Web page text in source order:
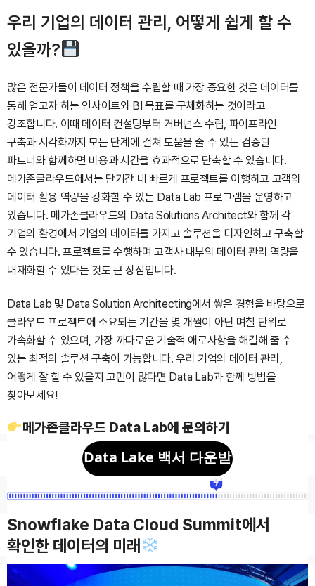
우리 기업의 데이터 관리, 어떻게 쉽게 할 수
있을까?
많은 전문가들이 데이터 정책을 수립할 때 가장 중요한 것은 데이터를
통해 얻고자 하는 인사이트와 BI 목표를 구체화하는 것이라고
강조합니다. 이때 데이터 컨설팅부터 거버넌스 수립, 파이프라인
구축과 시각화까지 모든 단계에 걸쳐 도움을 줄 수 있는 검증된
파트너와 함께하면 비용과 시간을 효과적으로 단축할 수 있습니다.
메가존클라우드에서는 단기간 내 빠르게 프로젝트를 이행하고 고객의
데이터 활용 역량을 강화할 수 있는 Data Lab 프로그램을 운영하고
있습니다. 메가존클라우드의 Data Solutions Architect와 함께 각
기업의 환경에서 기업의 데이터를 가지고 솔루션을 디자인하고 구축할
수 있습니다. 프로젝트를 수행하며 고객사 내부의 데이터 관리 역량을
내재화할 수 있다는 것도 큰 장점입니다.
Data Lab 및 Data Solution Architecting에서 쌓은 경험을 바탕으로
클라우드 프로젝트에 소요되는 기간을 몇 개월이 아닌 며칠 단위로
가속화할 수 있으며, 가장 까다로운 기술적 애로사항을 해결해 줄 수
있는 최적의 솔루션 구축이 가능합니다. 우리 기업의 데이터 관리,
어떻게 잘 할 수 있을지 고민이 많다면 Data Lab과 함께 방법을
찾아보세요!
메가존클라우드 Data Lab에 문의하기
Data Lake 백서 다운받
기
Snowflake Data Cloud Summit에서
확인한 데이터의 미래